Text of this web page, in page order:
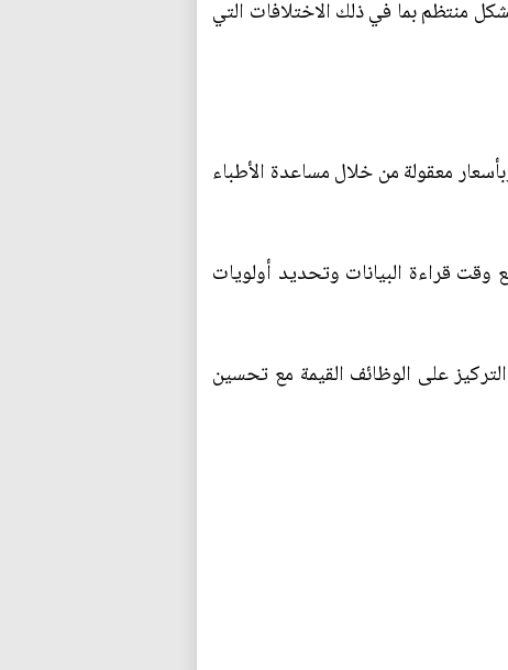
منتظم بما في ذلك الاختلافات التي
معقولة من خلال مساعدة الأطباء
قراءة البيانات وتحديد أولويات
على الوظائف القيمة مع تحسين